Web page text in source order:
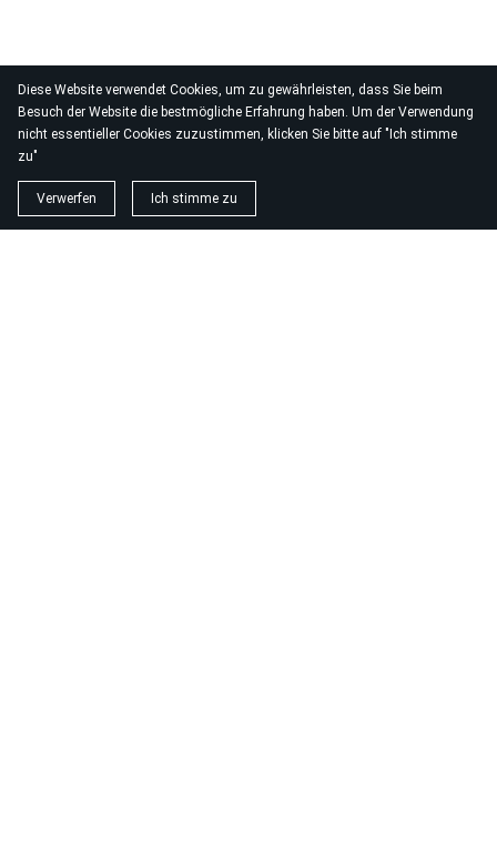
Diese Website verwendet Cookies, um zu gewährleisten, dass Sie beim
Besuch der Website die bestmögliche Erfahrung haben. Um der Verwendung
nicht essentieller Cookies zuzustimmen, klicken Sie bitte auf "Ich stimme
zu"
Verwerfen Ich stimme zu